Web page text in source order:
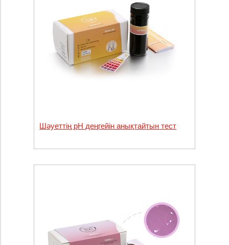
Шәуеттің pH деңгейін анықтайтын тест